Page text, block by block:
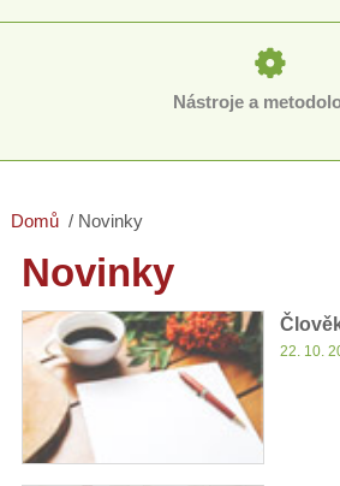
Nástroje a
Domů Novinky
Novinky
22. 10.